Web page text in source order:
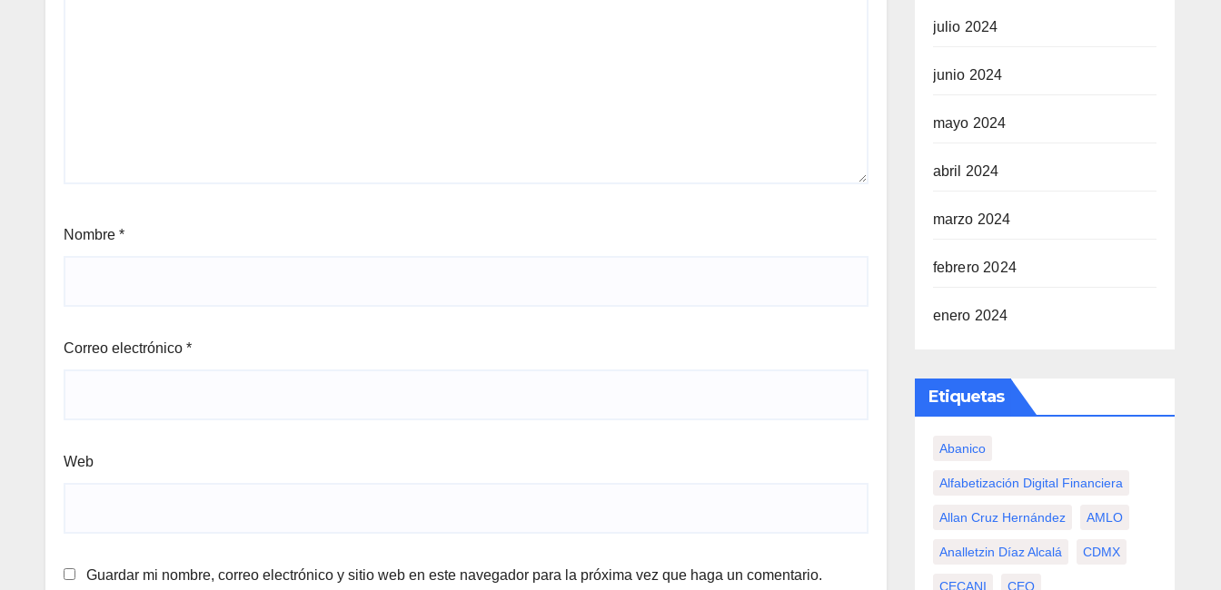
Nombre *
Correo electrónico *
Web
Guardar mi nombre, correo electrónico y sitio web en este navegador para la próxima vez que haga un comentario.
julio 2024
junio 2024
mayo 2024
abril 2024
marzo 2024
febrero 2024
enero 2024
Etiquetas
Abanico
Alfabetización Digital Financiera
Allan Cruz Hernández AMLO
Analletzin Díaz Alcalá CDMX
CECANI CEO